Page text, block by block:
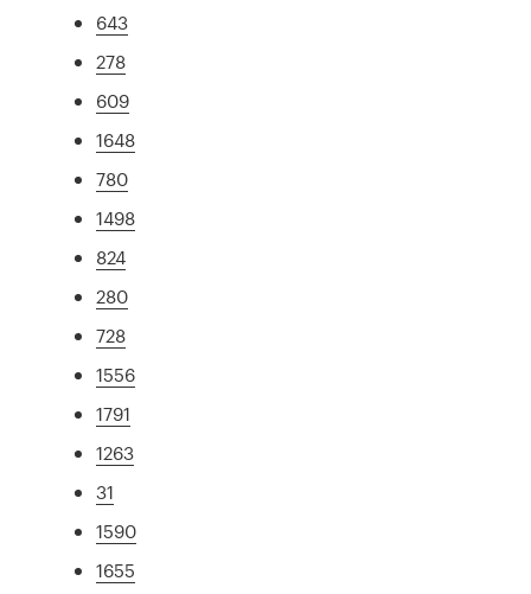
643
278
609
1648
780
1498
824
280
728
1556
1791
1263
31
1590
1655